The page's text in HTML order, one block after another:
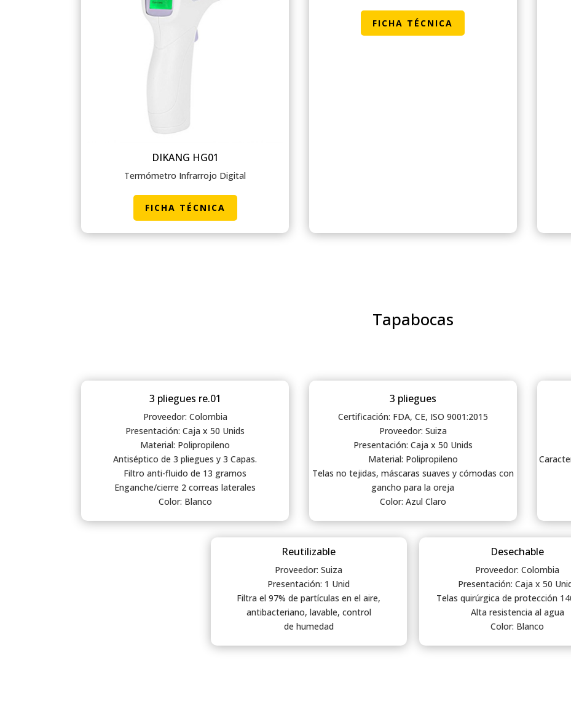
DIKANG HG01
Termómetro Infrarrojo Digital
FICHA TÉCNICA
FICHA TÉCNICA
Tapabocas
3 pliegues re.01
Proveedor: Colombia
Presentación: Caja x 50 Unids
Material: Polipropileno
Antiséptico de 3 pliegues y 3 Capas.
Filtro anti-fluido de 13 gramos
Enganche/cierre 2 correas laterales
Color: Blanco
3 pliegues
Certificación: FDA, CE, ISO 9001:2015
Proveedor: Suiza
Presentación: Caja x 50 Unids
Material: Polipropileno
Telas no tejidas, máscaras suaves y cómodas con
gancho para la oreja
Color: Azul Claro
Reutilizable
Proveedor: Suiza
Presentación: 1 Unid
Filtra el 97% de partículas en el aire,
antibacteriano, lavable, control
de humedad
Desechable
Proveedor: Colombia
Presentación: Caja x 50
Telas quirúrgica de protección
Alta resistencia al agua
Color: Blanco